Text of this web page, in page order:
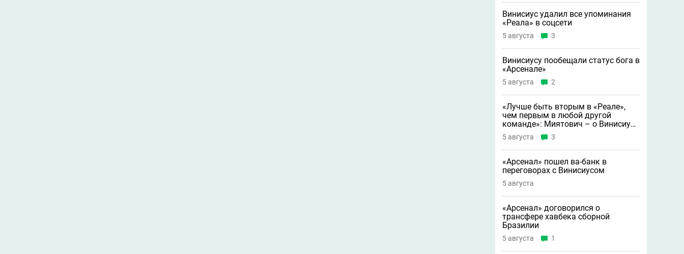
Винисиус удалил все упоминания
«Реала» в соцсети
5 августа 3
Винисиусу пообещали статус бога в
«Арсенале»
5 августа 2
«Лучше быть вторым в «Реале»,
чем первым в любой другой
команде»: Миятович – о Винисиусе
в «Арсенале»
5 августа 3
«Арсенал» пошел ва-банк в
переговорах с Винисиусом
5 августа
«Арсенал» договорился о
трансфере хавбека сборной
Бразилии
5 августа 1